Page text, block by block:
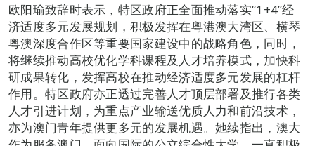
欧阳瑜致辞时表示，特区政府正全面推动落实“1+4”经
济适度多元发展规划，积极发挥在粤港澳大湾区、横琴
粤澳深度合作区等重要国家建设中的战略角色，同时，
将继续推动高校优化学科课程及人才培养模式，加快科
研成果转化，发挥高校在推动经济适度多元发展的杠杆
作用。特区政府亦正透过完善人才顶层部署及推行各类
人才引进计划，为重点产业输送优质人力和前沿技术，
亦为澳门青年提供更多元的发展机遇。她续指出，澳大